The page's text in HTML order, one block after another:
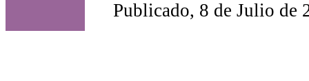
Publicado, 8 de Julio de